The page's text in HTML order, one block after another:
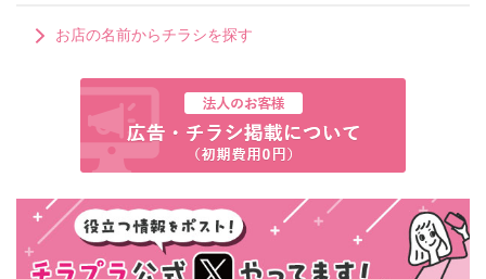
お店の名前からチラシを探す